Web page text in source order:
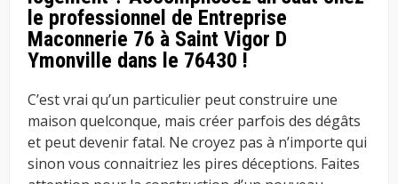
le professionnel de Entreprise
Maconnerie 76 à Saint Vigor D
Ymonville dans le 76430 !
C’est vrai qu’un particulier peut construire une
maison quelconque, mais créer parfois des dégâts
et peut devenir fatal. Ne croyez pas à n’importe qui
sinon vous connaitriez les pires déceptions. Faites